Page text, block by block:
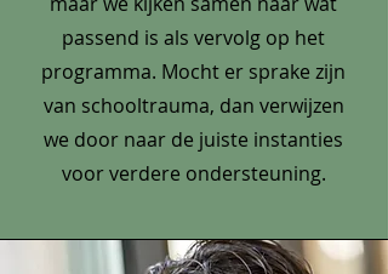
passend is als vervolg op het
programma. Mocht er sprake zijn
van schooltrauma, dan verwijzen
we door naar de juiste instanties
voor verdere ondersteuning.